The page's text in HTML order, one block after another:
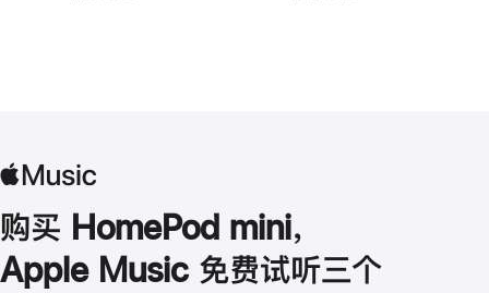
购买 HomePod mini，
Apple Music 免费试听三个